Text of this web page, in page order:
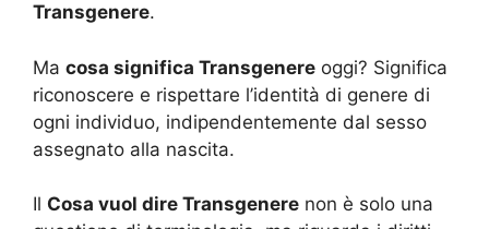
Transgenere.
Ma cosa significa Transgenere oggi? Significa
riconoscere e rispettare l’identità di genere di
ogni individuo, indipendentemente dal sesso
assegnato alla nascita.
Il Cosa vuol dire Transgenere non è solo una